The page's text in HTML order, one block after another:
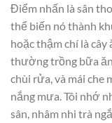
Điểm nhấn là sân
thể biến nó thành
hoặc thậm chí là
thường trồng bữa
chùi rửa, và mái che
nắng mưa. Tôi nhớ
sân, nhâm nhi trà